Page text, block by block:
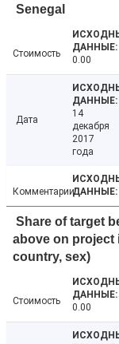
Senegal
Стоимость
0.00
Дата
14
декабря
2017
года
Комментарии
Share of target
above on project
country, sex)
Стоимость
0.00